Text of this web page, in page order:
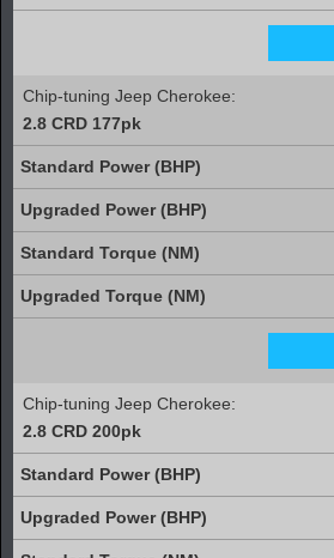
Chip-tuning Jeep Cherokee:
2.8 CRD 177pk
Chip-tuning Jeep Cherokee:
2.8 CRD 200pk